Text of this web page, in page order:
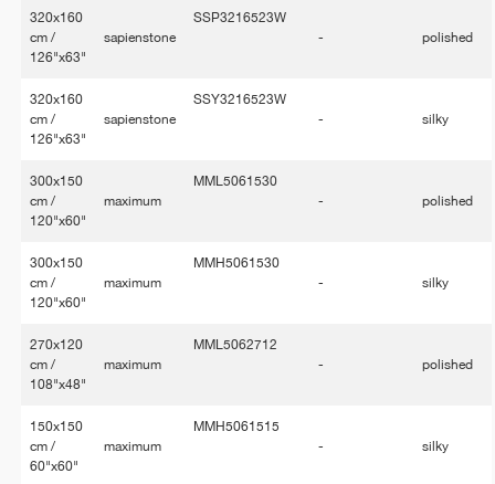
320x160
cm /
126"x63"
sapienstone
SSP3216523W
-
polished
320x160
cm /
126"x63"
sapienstone
SSY3216523W
-
silky
300x150
cm /
120"x60"
maximum
MML5061530
-
polished
300x150
cm /
120"x60"
maximum
MMH5061530
-
silky
270x120
cm /
108"x48"
maximum
MML5062712
-
polished
150x150
cm /
60"x60"
maximum
MMH5061515
-
silky